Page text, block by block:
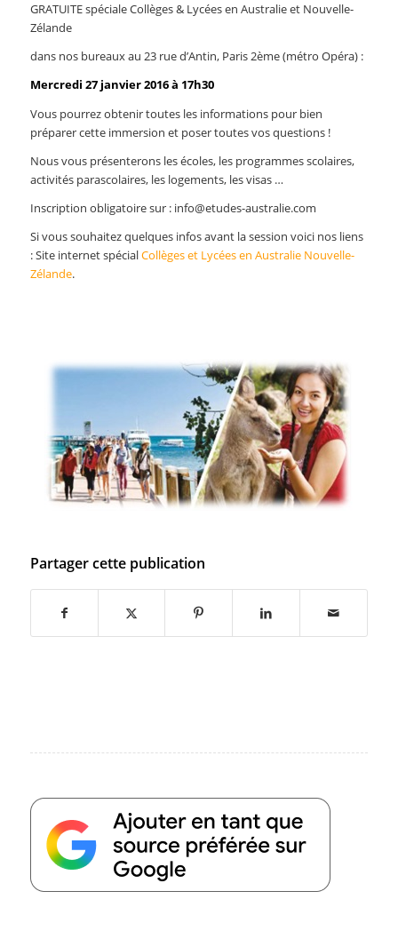
GRATUITE spéciale Collèges & Lycées en Australie et Nouvelle-
Zélande
dans nos bureaux au 23 rue d’Antin, Paris 2ème (métro Opéra) :
Mercredi 27 janvier 2016 à 17h30
Vous pourrez obtenir toutes les informations pour bien
préparer cette immersion et poser toutes vos questions !
Nous vous présenterons les écoles, les programmes scolaires,
activités parascolaires, les logements, les visas …
Inscription obligatoire sur : info@etudes-australie.com
Si vous souhaitez quelques infos avant la session voici nos liens
: Site internet spécialCollèges et Lycées en Australie Nouvelle-
Zélande.
Partager cette publication